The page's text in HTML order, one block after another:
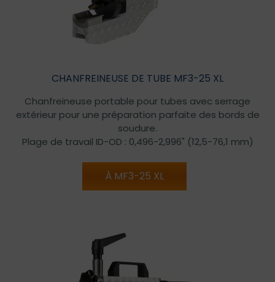
CHANFREINEUSE DE TUBE MF3-25 XL
Chanfreineuse portable pour tubes avec serrage
extérieur pour une préparation parfaite des bords de
soudure.
Plage de travail ID-OD : 0,496-2,996" (12,5-76,1 mm)
À MF3-25 XL